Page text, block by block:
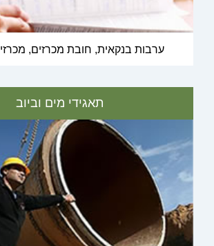
ערבות בנקאית, חובת מכרזים,
תאגידי מים וביוב